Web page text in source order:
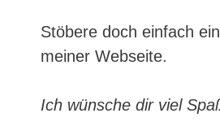
Stöbere doch einfach
meiner Webseite.
Ich wünsche dir viel